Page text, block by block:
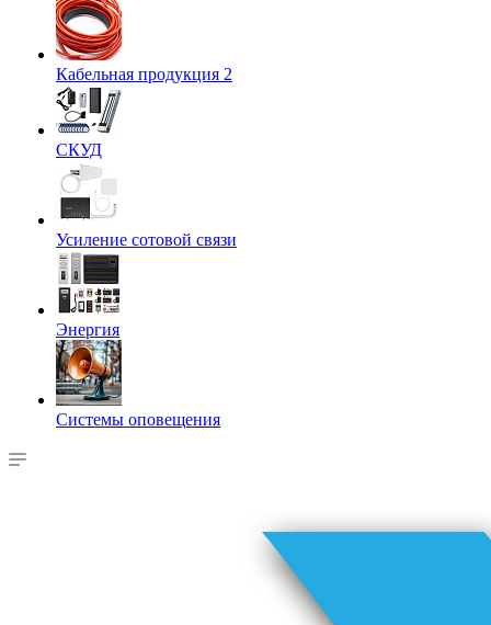
Кабельная продукция 2
СКУД
Усиление сотовой связи
Энергия
Системы оповещения